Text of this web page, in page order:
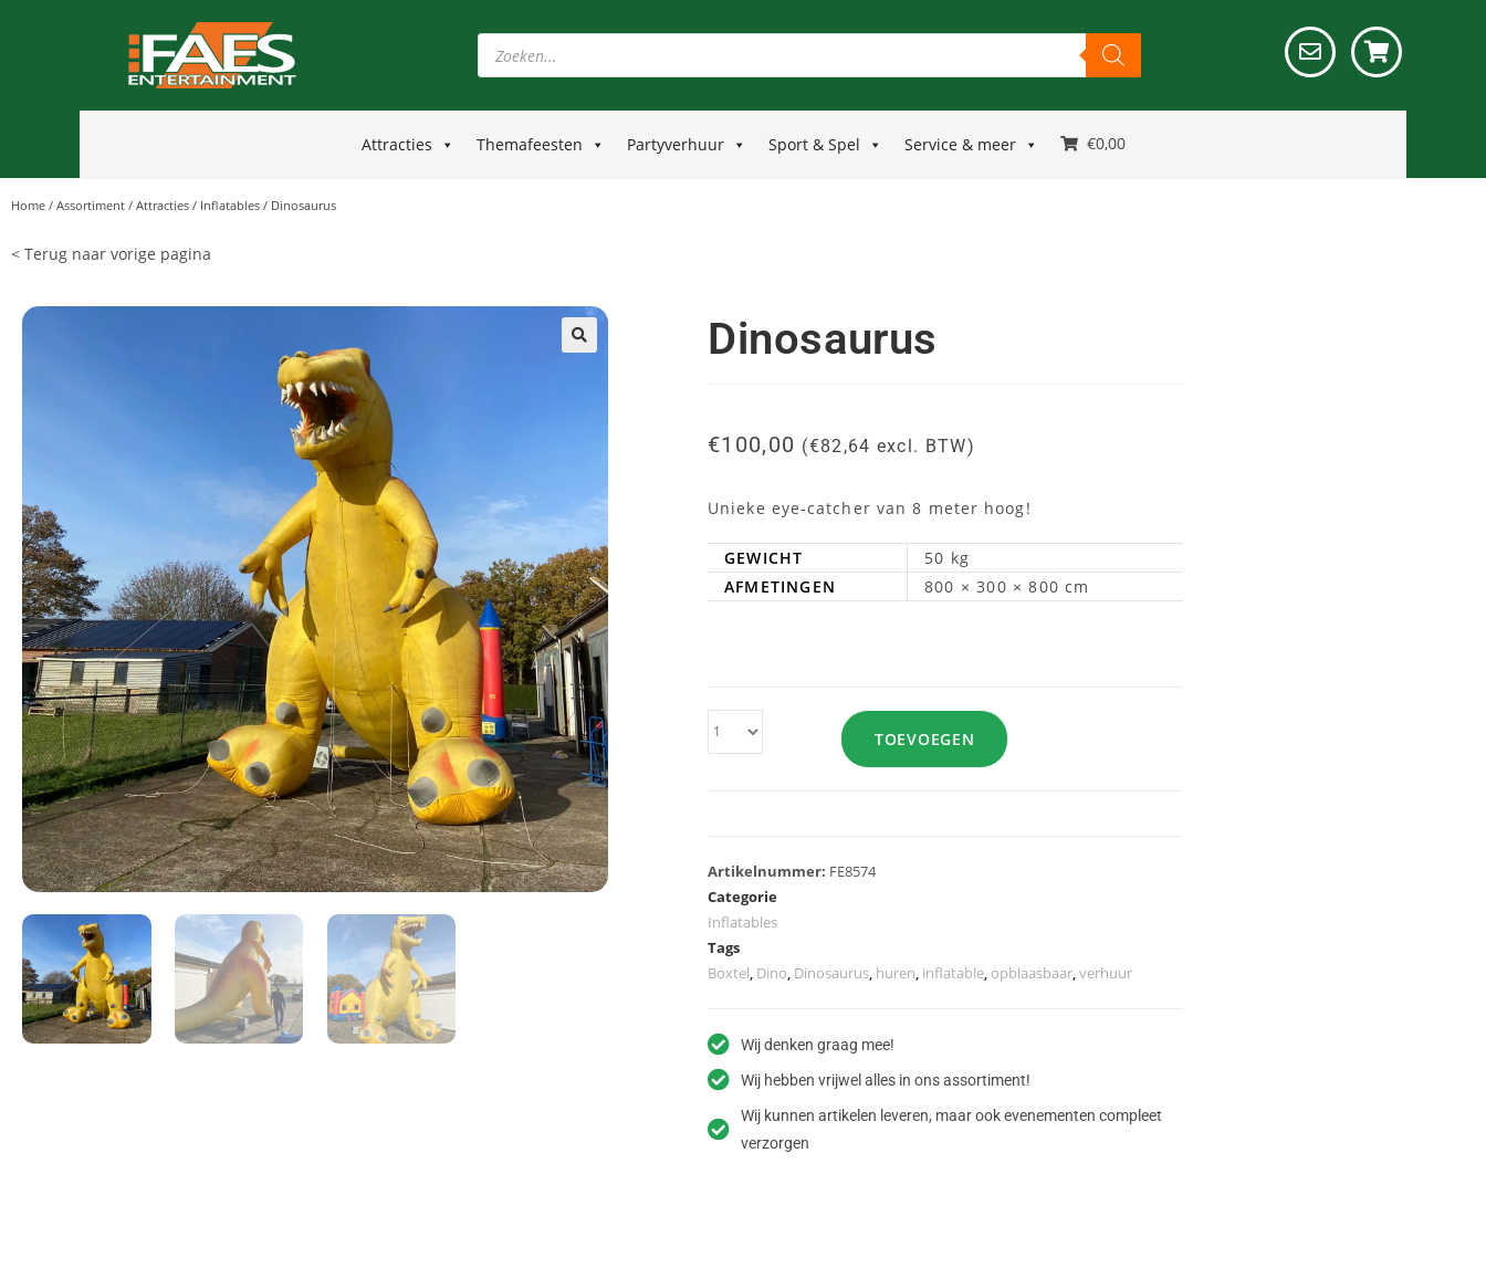
Attracties Themafeesten Partyverhuur Sport & Spel Service & meer €0,00
Home / Assortiment / Attracties / Inflatables / Dinosaurus
< Terug naar vorige pagina
Dinosaurus
€100,00 (€82,64 excl. BTW)
Unieke eye-catcher van 8 meter hoog!
GEWICHT
50 kg
AFMETINGEN
800 × 300 × 800 cm
TOEVOEGEN
Artikelnummer: FE8574
Categorie
Inflatables
Tags
Boxtel, Dino, Dinosaurus, huren, inflatable, opblaasbaar,verhuur
Wij denken graag mee!
Wij hebben vrijwel alles in ons assortiment!
Wij kunnen artikelen leveren, maar ook evenementen compleet
verzorgen